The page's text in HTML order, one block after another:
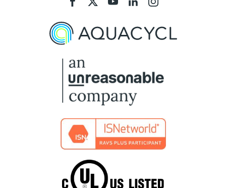
Aquacycl
On
Aquacycl
On
Aquacycl
On
Aquacycl
On
Aquacycl
On